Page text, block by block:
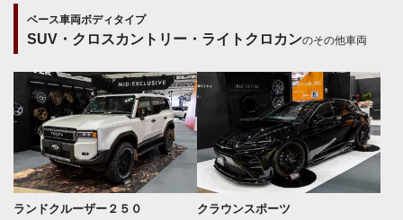
ベース車両ボディタイプ
SUV・クロスカントリー・ライトクロカンのその他車両
ランドクルーザー２５０ クラウンスポーツ